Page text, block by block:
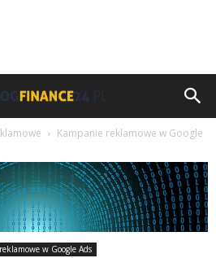
Kampanie reklamowe w Google
w Google Ads